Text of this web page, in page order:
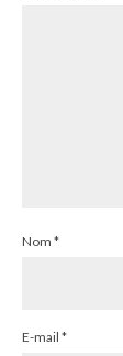
Nom *
E-mail *